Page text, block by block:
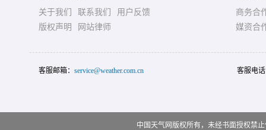
关于我们 联系我们
用户反馈
版权声明
网站律师
商务合
媒资合
客服邮箱： service@weather.com.cn 客服电
中国天气网版权所有，未经书面授权